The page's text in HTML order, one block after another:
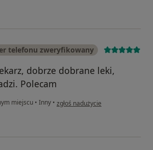
telefonu zweryfikowany
dobrze dobrane leki,
Polecam
miejscu • Inny • w opinii użytkownika Aneta
zgłoś nadużycie